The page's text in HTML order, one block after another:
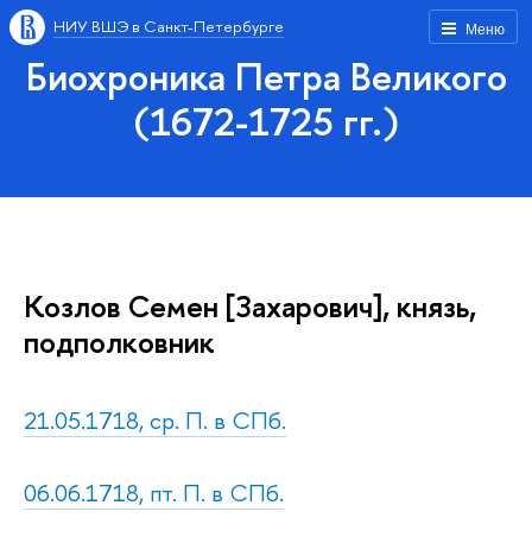
Меню
НИУ ВШЭ в Санкт-Петербурге
Биохроника Петра Великого
(1672-1725 гг.)
Козлов Семен [Захарович], князь,
подполковник
21.05.1718, ср. П. в СПб.
06.06.1718, пт. П. в СПб.